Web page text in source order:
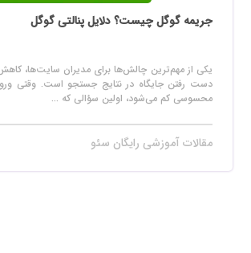
جریمه گوگل چیست؟ دلایل پنالتی گوگل
یکی از مهم‌ترین چالش‌ها برای مدیران سایت‌ها، کاهش
دست رفتن جایگاه در نتایج جستجو است. وقتی
محسوسی کم می‌شود، اولین سؤالی که ...
مقالات آموزشی رایگان سئو